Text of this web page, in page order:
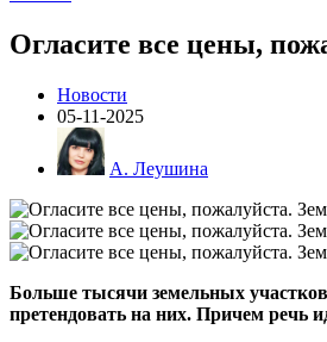
Огласите все цены,
Новости
05-11-2025
А. Леушина
Больше тысячи земельных
претендовать на них. Причем речь